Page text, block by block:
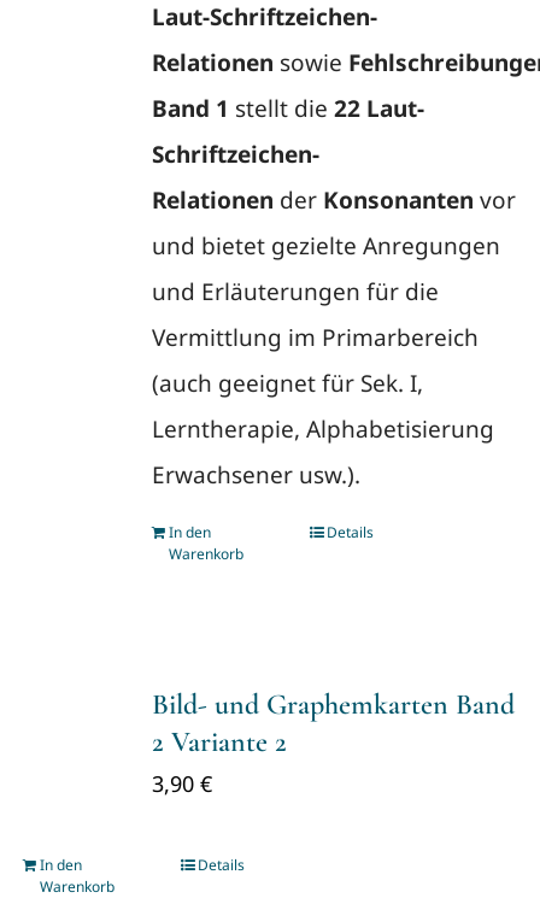
Laut-Schriftzeichen-
Relationen sowie
Band 1 stellt die 22 Laut-
Schriftzeichen-
Relationen der Konsonanten vor
und bietet gezielte Anregungen
und Erläuterungen für die
Vermittlung im Primarbereich
(auch geeignet für Sek. I,
Lerntherapie, Alphabetisierung
Erwachsener usw.).
In den
Warenkorb
Details
Bild- und Graphemkarten Band
2 Variante 2
3,90 €
In den
Warenkorb
Details